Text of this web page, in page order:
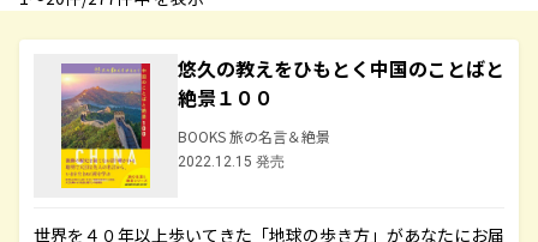
悠久の教えをひもとく中国のことばと
絶景１００
BOOKS 旅の名言＆絶景
2022.12.15 発売
世界を４０年以上歩いてきた「地球の歩き方」があなたにお届